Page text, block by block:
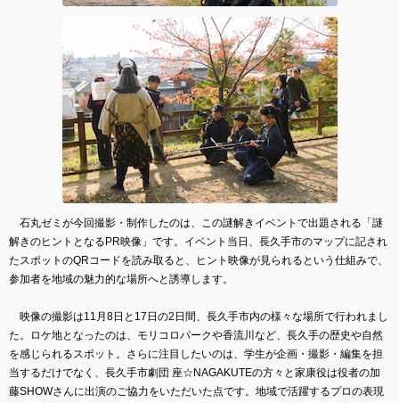
石丸ゼミが今回撮影・制作したのは、この謎解きイベントで出題される「謎
解きのヒントとなるPR映像」です。イベント当日、長久手市のマップに記され
たスポットのQRコードを読み取ると、ヒント映像が見られるという仕組みで、
参加者を地域の魅力的な場所へと誘導します。
映像の撮影は11月8日と17日の2日間、長久手市内の様々な場所で行われまし
た。ロケ地となったのは、モリコロパークや香流川など、長久手の歴史や自然
を感じられるスポット。さらに注目したいのは、学生が企画・撮影・編集を担
当するだけでなく、長久手市劇団 座☆NAGAKUTEの方々と家康役は役者の加
藤SHOWさんに出演のご協力をいただいた点です。地域で活躍するプロの表現